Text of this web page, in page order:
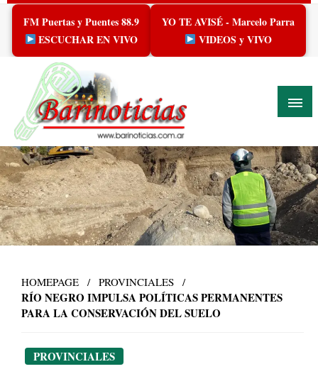
Skip
content
FM Puertas y Puentes 88.9
ESCUCHAR EN VIVO
YO TE AVISÉ - Marcelo Parra
VIDEOS y VIVO
HOMEPAGE PROVINCIALES
RÍO NEGRO IMPULSA POLÍTICAS PERMANENTES
PARA LA CONSERVACIÓN DEL SUELO
PROVINCIALES